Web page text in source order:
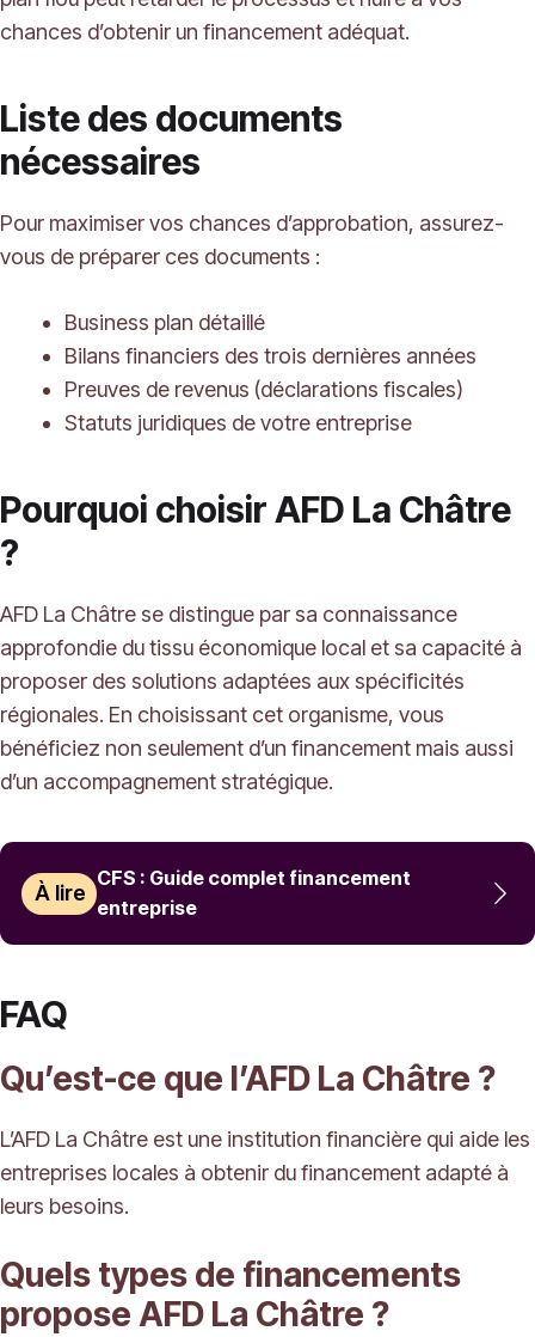
chances d’obtenir un financement adéquat.
Liste des documents
nécessaires
Pour maximiser vos chances d’approbation, assurez-
vous de préparer ces documents :
Business plan détaillé
Bilans financiers des trois dernières années
Preuves de revenus (déclarations fiscales)
Statuts juridiques de votre entreprise
Pourquoi choisir AFD La Châtre
?
AFD La Châtre se distingue par sa connaissance
approfondie du tissu économique local et sa capacité à
proposer des solutions adaptées aux spécificités
régionales. En choisissant cet organisme, vous
bénéficiez non seulement d’un financement mais aussi
d’un accompagnement stratégique.
À lire
CFS : Guide complet financement
entreprise
FAQ
Qu’est-ce que l’AFD La Châtre ?
L’AFD La Châtre est une institution financière qui aide les
entreprises locales à obtenir du financement adapté à
leurs besoins.
Quels types de financements
propose AFD La Châtre ?